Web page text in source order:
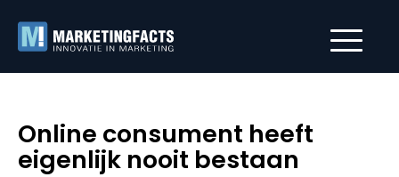
Online consument heeft
eigenlijk nooit bestaan